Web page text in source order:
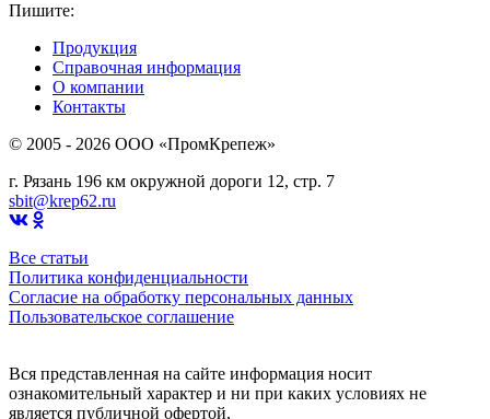
Пишите:
Продукция
Справочная информация
О компании
Контакты
© 2005 - 2026 OOO «ПромКрепеж»
г. Рязань 196 км окружной дороги 12, стр. 7
sbit@krep62.ru
Все статьи
Политика конфиденциальности
Согласие на обработку персональных данных
Пользовательское соглашение
Вся представленная на сайте информация носит
ознакомительный характер и ни при каких условиях не
является публичной офертой,